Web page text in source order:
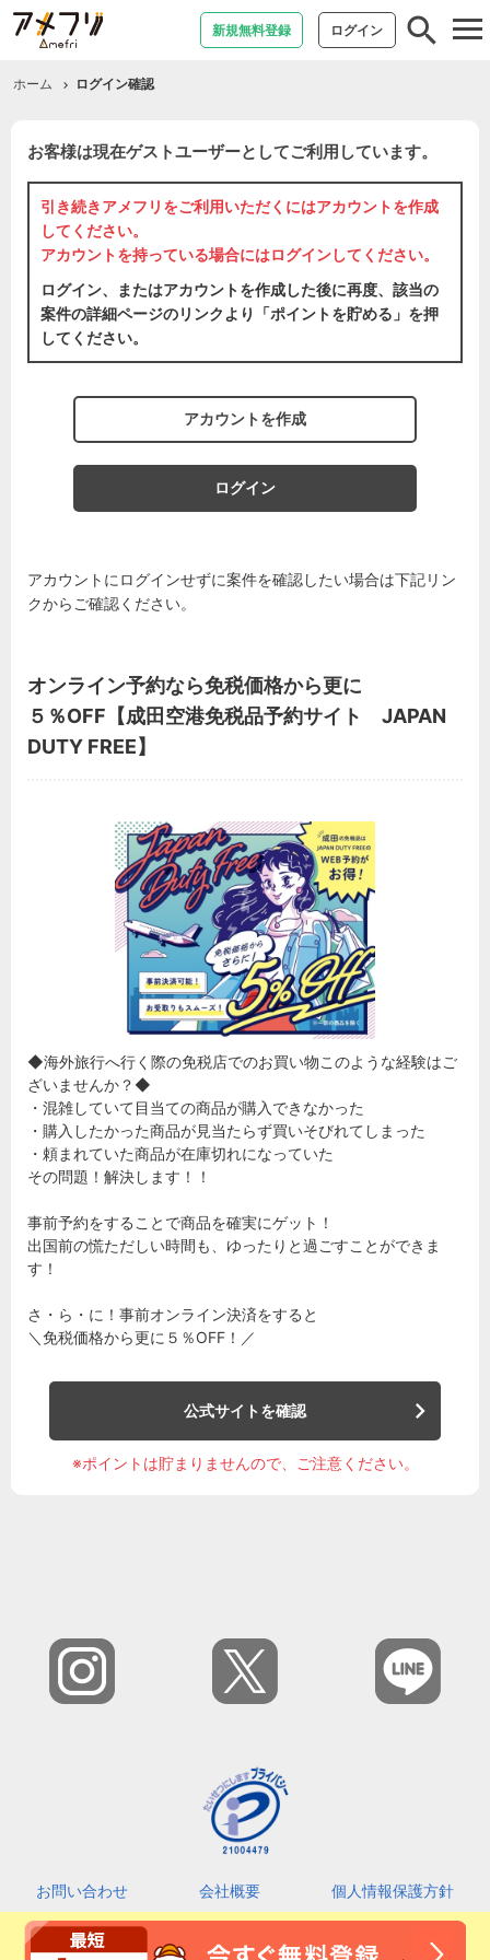
新規無料登録 ログイン
ホーム ログイン確認
お客様は現在ゲストユーザーとしてご利用しています。
引き続きアメフリをご利用いただくにはアカウントを作成
してください。
アカウントを持っている場合にはログインしてください。
ログイン、またはアカウントを作成した後に再度、該当の
案件の詳細ページのリンクより「ポイントを貯める」を押
してください。
アカウントを作成
ログイン
アカウントにログインせずに案件を確認したい場合は下記リン
クからご確認ください。
オンライン予約なら免税価格から更に
５％OFF【成田空港免税品予約サイト JAPAN
DUTY FREE】
◆海外旅行へ行く際の免税店でのお買い物このような経験はご
ざいませんか？◆
・混雑していて目当ての商品が購入できなかった
・購入したかった商品が見当たらず買いそびれてしまった
・頼まれていた商品が在庫切れになっていた
その問題！解決します！！
事前予約をすることで商品を確実にゲット！
出国前の慌ただしい時間も、ゆったりと過ごすことができま
す！
さ・ら・に！事前オンライン決済をすると
＼免税価格から更に５％OFF！／
公式サイトを確認
※ポイントは貯まりませんので、ご注意ください。
お問い合わせ 会社概要
個人情報保護方針
カスタマーハラスメントに対する基本指針
利用規約